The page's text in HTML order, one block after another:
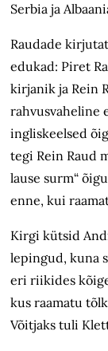
Serbia ja
Raudade
edukad: Piret
kirjanik ja Rein
rahvusvaheline
ingliskeelsed
tegi Rein Raud
lause surm“
enne, kui
Kirgi kütsid
lepingud, kuna
eri riikides
kus raamatu
Võitjaks tuli